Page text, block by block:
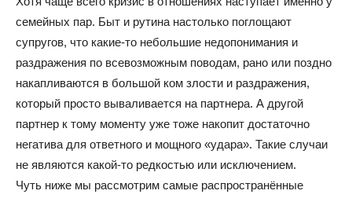
семейных пар. Быт и рутина настолько поглощают
супругов, что какие-то небольшие недопонимания и
раздражения по всевозможным поводам, рано или поздно
накапливаются в большой ком злости и раздражения,
который просто вываливается на партнера. А другой
партнер к тому моменту уже тоже накопит достаточно
негатива для ответного и мощного «удара». Такие случаи
не являются какой-то редкостью или исключением.
Чуть ниже мы рассмотрим самые распространённые